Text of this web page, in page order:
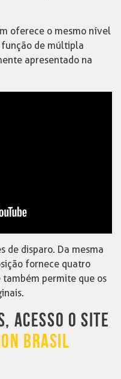
oferece o mesmo nível
função de múltipla
apresentado na
de disparo. Da mesma
fornece quatro
permite que os
ACESSO O SITE
BRASIL